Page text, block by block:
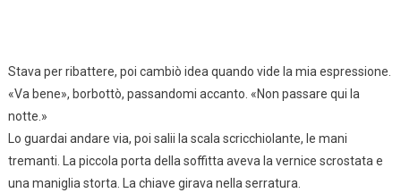
Stava per ribattere, poi cambiò idea quando vide la mia espressione.
«Va bene», borbottò, passandomi accanto. «Non passare qui la
notte.»
Lo guardai andare via, poi salii la scala scricchiolante, le mani
tremanti. La piccola porta della soffitta aveva la vernice scrostata e
una maniglia storta. La chiave girava nella serratura.